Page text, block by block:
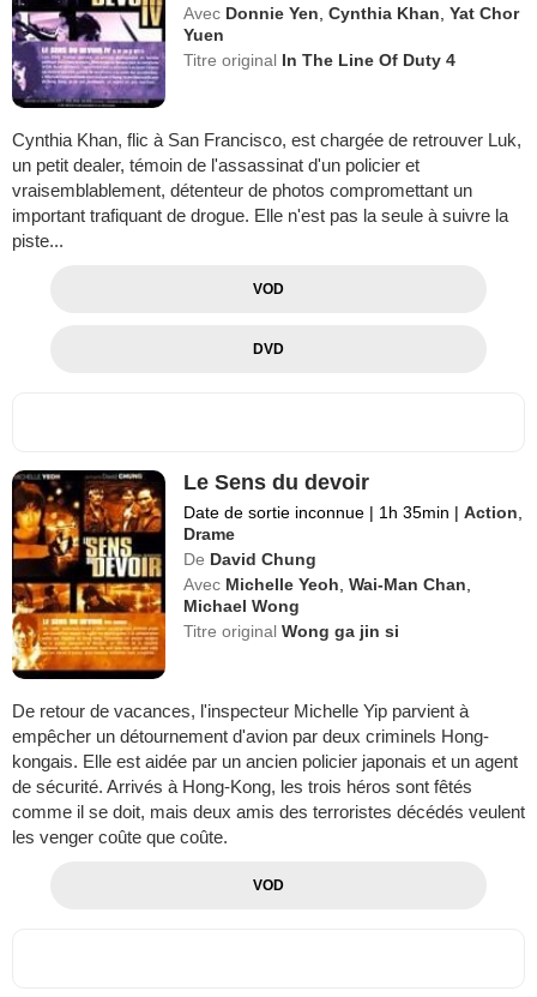
Avec Donnie Yen ,Cynthia Khan ,Yat Chor
Yuen
Titre original In The Line Of Duty 4
Cynthia Khan, flic à San Francisco, est chargée de retrouver Luk,
un petit dealer, témoin de l'assassinat d'un policier et
vraisemblablement, détenteur de photos compromettant un
important trafiquant de drogue. Elle n'est pas la seule à suivre la
piste...
VOD
DVD
Le Sens du devoir
Date de sortie inconnue | 1h 35min | Action,
Drame
De David Chung
Avec Michelle Yeoh,Wai-Man Chan,
Michael Wong
Titre originalWong ga jin si
De retour de vacances, l'inspecteur Michelle Yip parvient à
empêcher un détournement d'avion par deux criminels Hong-
kongais. Elle est aidée par un ancien policier japonais et un agent
de sécurité. Arrivés à Hong-Kong, les trois héros sont fêtés
comme il se doit, mais deux amis des terroristes décédés veulent
les venger coûte que coûte.
VOD